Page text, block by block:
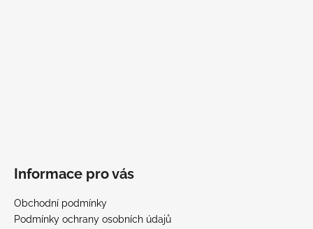
Informace pro vás
Obchodní podmínky
Podmínky ochrany osobních údajů